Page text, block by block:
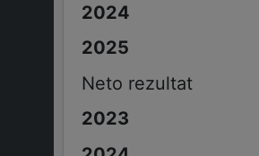
Neto rezultat